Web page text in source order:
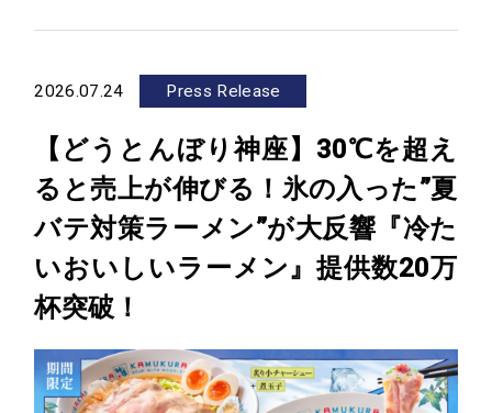
2026.07.24 Press Release
【どうとんぼり神座】30℃を超え
ると売上が伸びる！氷の入った”夏
バテ対策ラーメン”が大反響『冷た
いおいしいラーメン』提供数20万
杯突破！